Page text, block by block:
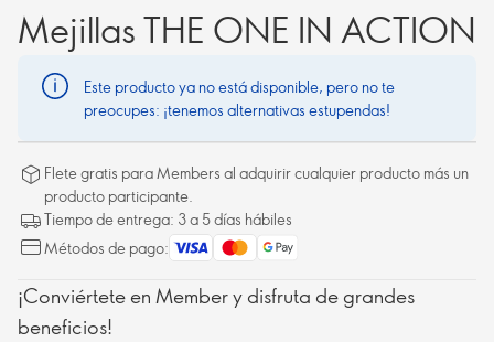
Mejillas THE ONE IN ACTION
Este producto ya no está disponible, pero no te
preocupes: ¡tenemos alternativas estupendas!
Flete gratis para Members al adquirir cualquier producto más un
producto participante.
Tiempo de entrega: 3 a 5 días hábiles
Métodos de pago:
¡Conviértete en Member y disfruta de grandes
beneficios!